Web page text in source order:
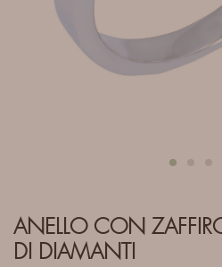
ANELLO CON
DI DIAMANTI